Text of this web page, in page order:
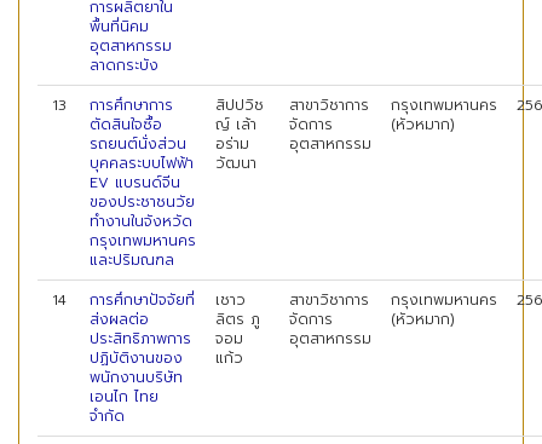
การผลิตยาใน
พื้นที่นิคม
อุตสาหกรรม
ลาดกระบัง
13
การศึกษาการ
ตัดสินใจซื้อ
รถยนต์นั่งส่วน
บุคคลระบบไฟฟ้า
EV แบรนด์จีน
ของประชาชนวัย
ทํางานในจังหวัด
กรุงเทพมหานคร
และปริมณฑล
สิปปวิช
ญ์ เล้า
อร่าม
วัฒนา
สาขาวิชาการ
จัดการ
อุตสาหกรรม
กรุงเทพมหานคร
(หัวหมาก)
14
การศึกษาปัจจัยที่
ส่งผลต่อ
ประสิทธิภาพการ
ปฏิบัติงานของ
พนักงานบริษัท
เอนไก ไทย
จำกัด
เชาว
ลิตร ภู
จอม
แก้ว
สาขาวิชาการ
จัดการ
อุตสาหกรรม
กรุงเทพมหานคร
(หัวหมาก)